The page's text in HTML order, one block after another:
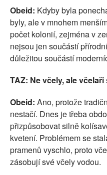
Obeid: Kdyby byla
byly, ale v mnohem
počet kolonií, zejména v
nejsou jen součástí
důležitou součástí
TAZ: Ne včely, ale
Obeid: Ano, protože
nestačí. Dnes je třeba
přizpůsobovat silně
kvetení. Problémem se
pramenů vyschlo, proto
zásobují své včely vodou.